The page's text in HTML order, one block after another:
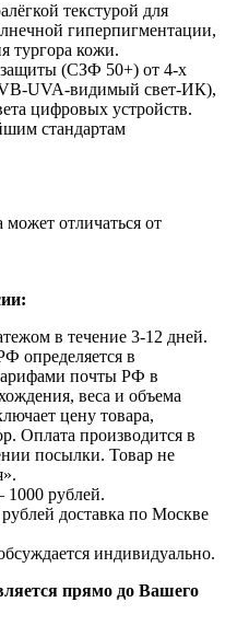
текстурой для
гиперпигментации,
тургора кожи.
(СЗФ 50+) от 4-х
UVA-видимый свет-ИК),
цифровых устройств.
стандартам
отличаться от
в течение 3-12 дней.
определяется в
почты РФ в
веса и объема
цену товара,
Оплата производится в
посылки. Товар не
1000 рублей.
доставка по Москве
индивидуально.
прямо до Вашего